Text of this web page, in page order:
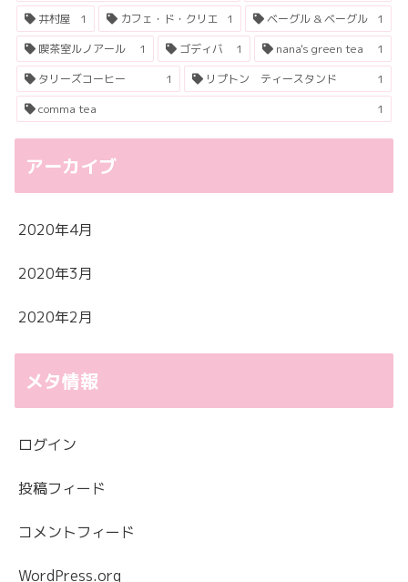
井村屋
1 カフェ・ド・クリエ 1 ベーグル & ベーグル
1
喫茶室ルノアール
1 ゴディバ 1 nana's green tea
1
タリーズコーヒー
1 リプトン ティースタンド
1
comma tea
1
アーカイブ
2020年4月
2020年3月
2020年2月
メタ情報
ログイン
投稿フィード
コメントフィード
WordPress.org